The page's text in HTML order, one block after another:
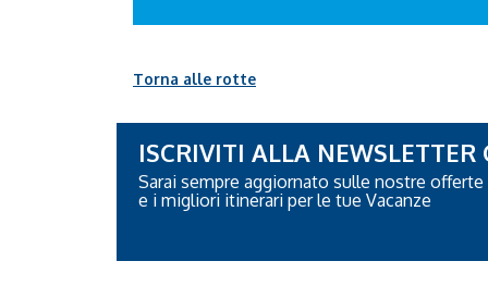
Torna alle rotte
ISCRIVITI ALLA NEWSLETTER
Sarai sempre aggiornato sulle nostre offerte
e i migliori itinerari per le tue Vacanze